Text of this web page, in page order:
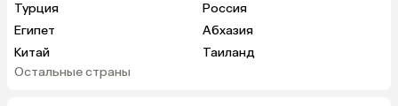
Турция
Россия
Египет
Абхазия
Китай
Таиланд
Вьетнам
Остальные страны